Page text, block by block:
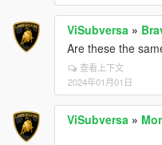
ViSubversa »
Are these the
查看上下文
2024年01月01日
ViSubversa »